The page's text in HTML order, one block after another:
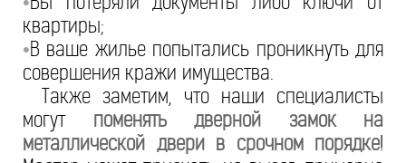
квартиры;
•В ваше жилье попытались проникнуть для
совершения кражи имущества.
Также заметим, что наши специалисты
могут поменять дверной замок на
металлической двери в срочном порядке!